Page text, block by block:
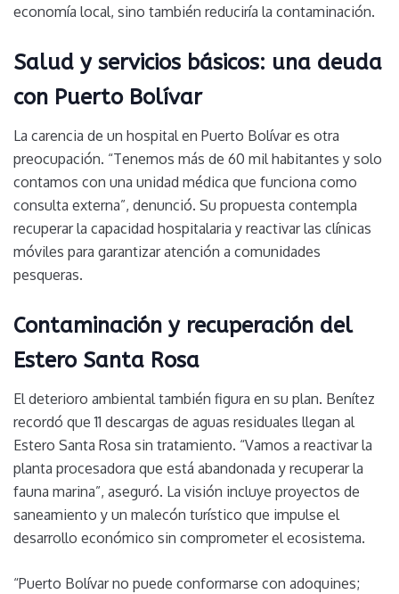
economía local, sino también reduciría la contaminación.
Salud y servicios básicos: una deuda
con Puerto Bolívar
La carencia de un hospital en Puerto Bolívar es otra
preocupación. “Tenemos más de 60 mil habitantes y solo
contamos con una unidad médica que funciona como
consulta externa”, denunció. Su propuesta contempla
recuperar la capacidad hospitalaria y reactivar las clínicas
móviles para garantizar atención a comunidades
pesqueras.
Contaminación y recuperación del
Estero Santa Rosa
El deterioro ambiental también figura en su plan. Benítez
recordó que 11 descargas de aguas residuales llegan al
Estero Santa Rosa sin tratamiento. “Vamos a reactivar la
planta procesadora que está abandonada y recuperar la
fauna marina”, aseguró. La visión incluye proyectos de
saneamiento y un malecón turístico que impulse el
desarrollo económico sin comprometer el ecosistema.
“Puerto Bolívar no puede conformarse con adoquines;